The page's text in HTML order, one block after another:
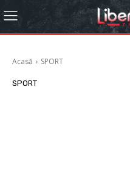
Acasă SPORT
SPORT